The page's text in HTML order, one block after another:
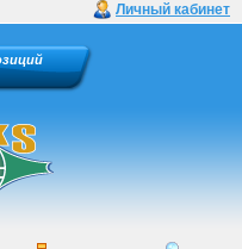
Личный кабинет